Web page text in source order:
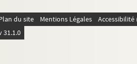
du site Mentions Légales
31.1.0